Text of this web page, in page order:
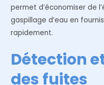
permet d’économiser de
gaspillage d’eau en
rapidement.
Détection
des fuites